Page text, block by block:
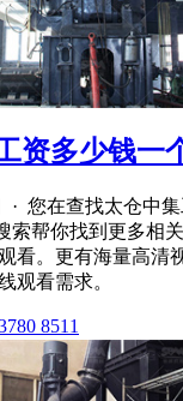
资多少钱一
· 您在查找太仓中
索帮你找到更多相
看。更有海量高清
观看需求。
8511